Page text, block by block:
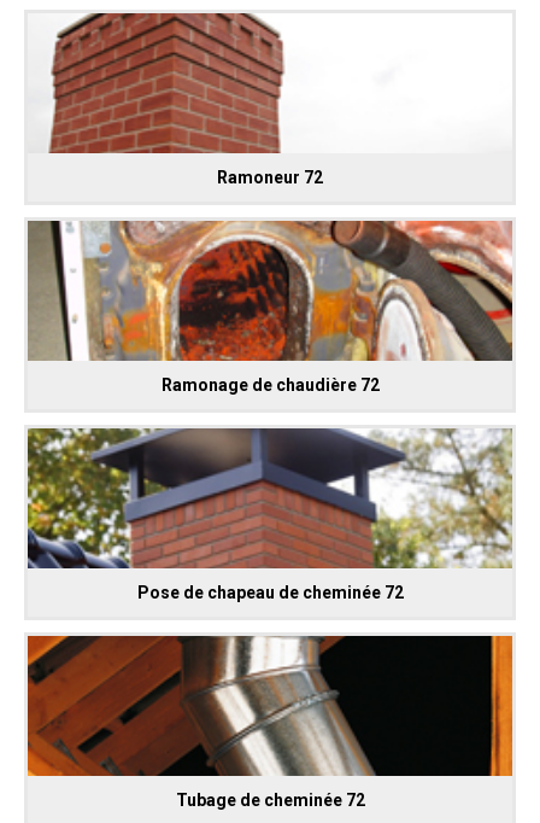
Ramoneur 72
Ramonage de chaudière 72
Pose de chapeau de cheminée 72
Tubage de cheminée 72